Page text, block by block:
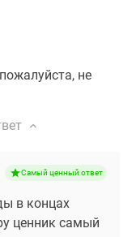
не
Самый ценный ответ
в концах
ценник самый